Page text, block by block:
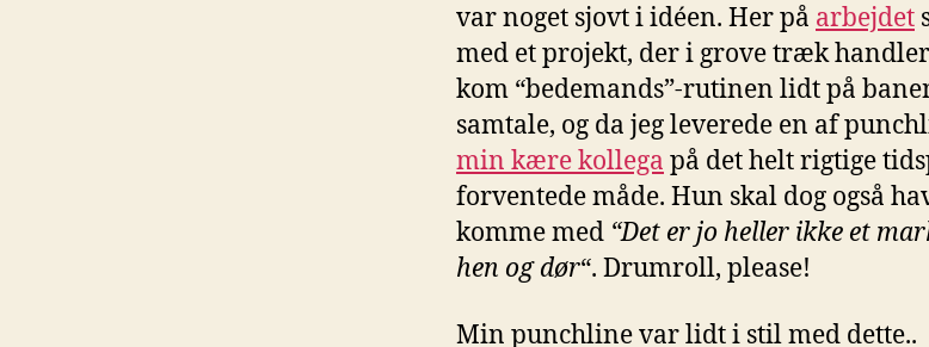
var noget sjovt i idéen. Her på arbejdet
med et projekt, der i grove træk handler
kom “bedemands”-rutinen lidt på
samtale, og da jeg leverede en af
min kære kollega på det helt rigtige
forventede måde. Hun skal dog også
komme med “Det er jo heller ikke et
hen og dør“. Drumroll, please!
Min punchline var lidt i stil med dette..